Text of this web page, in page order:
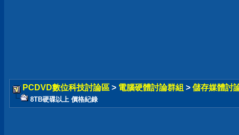
PCDVD數位科技討論區 > 電腦硬體討論群組 > 儲存媒體討
8TB硬碟以上 價格紀錄